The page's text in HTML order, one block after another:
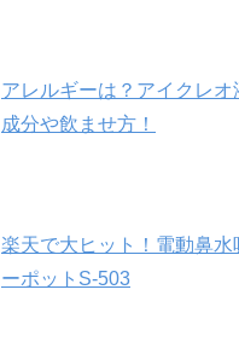
アレルギーは？アイクレ
成分や飲ませ方！
楽天で大ヒット！電動鼻水
ーポットS-503